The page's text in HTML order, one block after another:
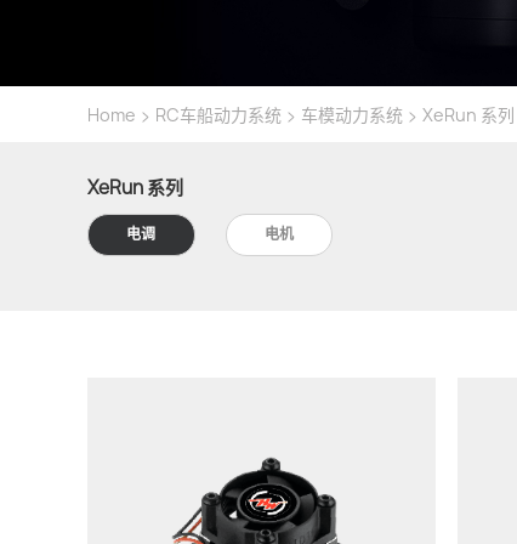
Home > RC车船动力系统 > 车模动力系统 > XeRun 系列
XeRun 系列
电调 电机